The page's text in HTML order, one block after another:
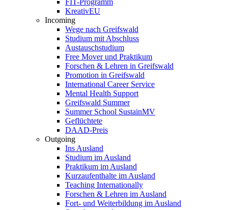
FIT-Programm
KreativEU
Incoming
Wege nach Greifswald
Studium mit Abschluss
Austauschstudium
Free Mover und Praktikum
Forschen & Lehren in Greifswald
Promotion in Greifswald
International Career Service
Mental Health Support
Greifswald Summer
Summer School SustainMV
Geflüchtete
DAAD-Preis
Outgoing
Ins Ausland
Studium im Ausland
Praktikum im Ausland
Kurzaufenthalte im Ausland
Teaching Internationally
Forschen & Lehren im Ausland
Fort- und Weiterbildung im Ausland